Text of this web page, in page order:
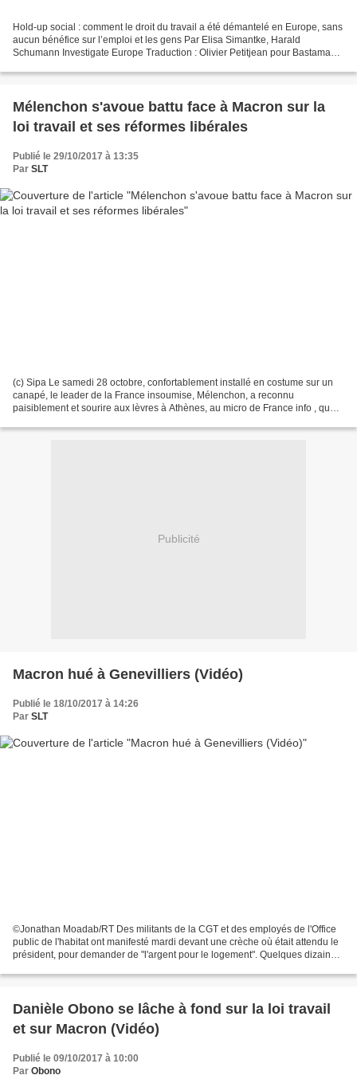
Hold-up social : comment le droit du travail a été démantelé en Europe, sans
aucun bénéfice sur l’emploi et les gens Par Elisa Simantke, Harald
Schumann Investigate Europe Traduction : Olivier Petitjean pour Bastamag
Mélenchon s'avoue battu face à Macron sur la
loi travail et ses réformes libérales
Publié le 29/10/2017 à 13:35
Par SLT
(c) Sipa Le samedi 28 octobre, confortablement installé en costume sur un
canapé, le leader de la France insoumise, Mélenchon, a reconnu
paisiblement et sourire aux lèvres à Athènes, au micro de France info , que
Publicité
Macron hué à Genevilliers (Vidéo)
Publié le 18/10/2017 à 14:26
Par SLT
©Jonathan Moadab/RT Des militants de la CGT et des employés de l'Office
public de l'habitat ont manifesté mardi devant une crèche où était attendu le
président, pour demander de "l'argent pour le logement". Quelques dizaines
Danièle Obono se lâche à fond sur la loi travail
et sur Macron (Vidéo)
Publié le 09/10/2017 à 10:00
Par Obono